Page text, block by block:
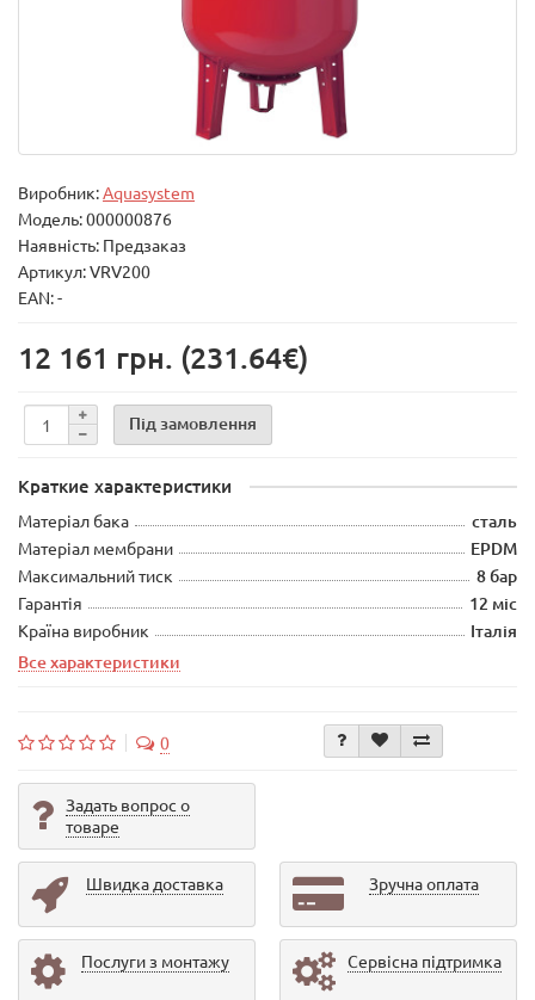
Виробник:Aquasystem
Модель:000000876
Наявність: Предзаказ
Артикул: VRV200
EAN: -
12 161 грн. (231.64€)
Під замовлення
Краткие характеристики
Матеріал бака сталь
Матеріал мембрани EPDM
Максимальний тиск 8 бар
Гарантія 12 міс
Країна виробник
Італія
Все характеристики
0
Задать вопрос о
товаре
Швидка доставка Зручна оплата
Послуги з монтажу Сервісна підтримка